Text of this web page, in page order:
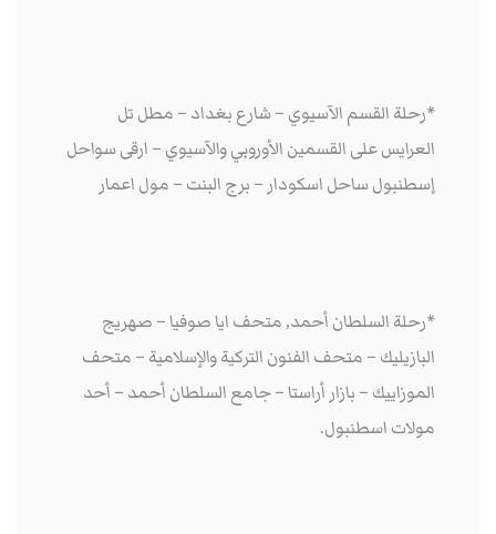
*رحلة القسم الآسيوي – شارع بغداد – مطل تل
العرايس على القسمين الأوروبي والآسيوي – ارقى سواحل
إسطنبول ساحل اسكودار – برج البنت – مول اعمار
*رحلة السلطان أحمد, متحف ايا صوفيا – صهريج
البازيليك – متحف الفنون التركية والإسلامية – متحف
الموزاييك – بازار أراستا – جامع السلطان أحمد – أحد
مولات اسطنبول.